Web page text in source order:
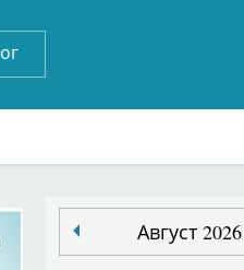
Август 2026